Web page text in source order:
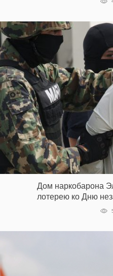
Дом наркобарона
лотерею ко Дню